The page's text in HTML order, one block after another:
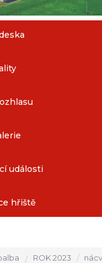
události
hřiště
ROK 2023 nácvik